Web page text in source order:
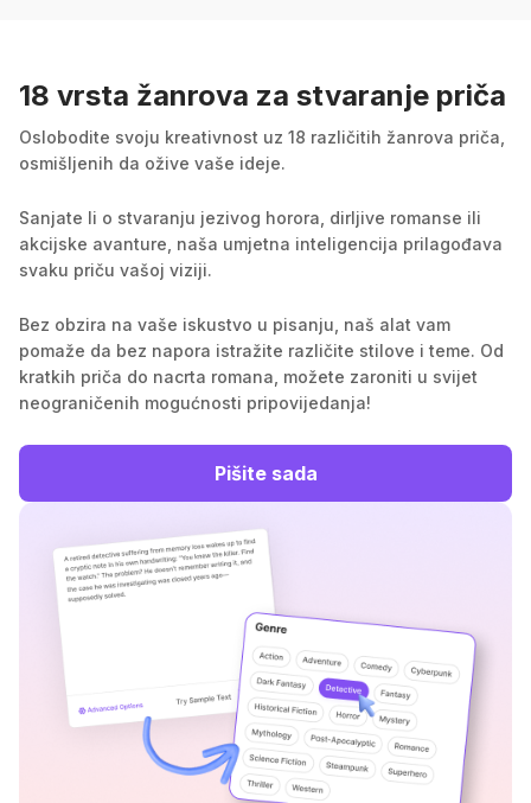
18 vrsta žanrova za stvaranje priča
Oslobodite svoju kreativnost uz 18 različitih žanrova priča,
osmišljenih da ožive vaše ideje.
Sanjate li o stvaranju jezivog horora, dirljive romanse ili
akcijske avanture, naša umjetna inteligencija prilagođava
svaku priču vašoj viziji.
Bez obzira na vaše iskustvo u pisanju, naš alat vam
pomaže da bez napora istražite različite stilove i teme. Od
kratkih priča do nacrta romana, možete zaroniti u svijet
neograničenih mogućnosti pripovijedanja!
Pišite sada